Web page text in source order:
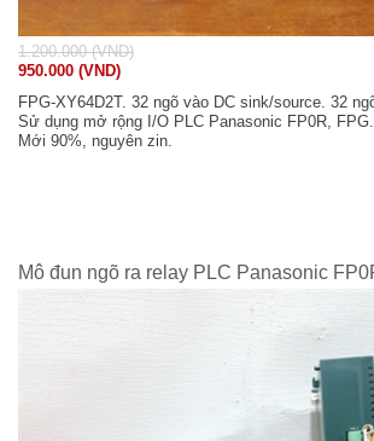
1.200.000 (VND)
950.000 (VND)
FPG-XY64D2T. 32 ngõ vào DC sink/source. 32
Sử dụng mở rộng I/O PLC Panasonic FP0R,
Mới 90%, nguyên zin.
Mô đun ngõ ra relay PLC Panasonic